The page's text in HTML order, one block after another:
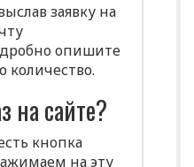
заявку на
опишите
количество.
на сайте?
кнопка
на эту